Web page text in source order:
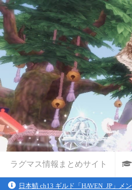
ラグマス情報まとめサイト
日本鯖 ch13 ギルド「HAVEN_JP」メ